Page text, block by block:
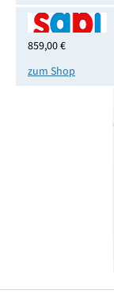
859,00 €
zum Shop